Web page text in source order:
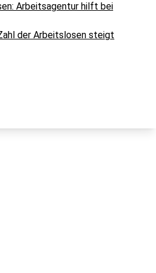
Arbeitsagentur hilft bei
der Arbeitslosen steigt